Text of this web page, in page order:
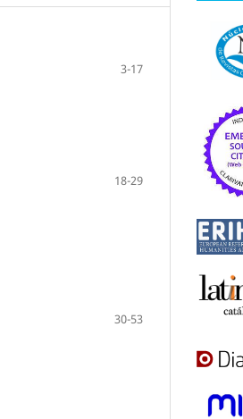
3-17
18-29
30-53